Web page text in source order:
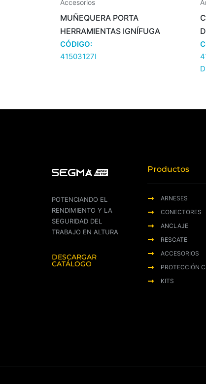
Accesorios
MUÑEQUERA PORTA
HERRAMIENTAS IGNÍFUGA
CÓDIGO:
41503127I
POTENCIANDO EL
RENDIMIENTO Y LA
SEGURIDAD DEL
TRABAJO EN ALTURA
DESCARGAR
CATÁLOGO
Productos
ARNESES
CONECTORES
ANCLAJE
RESCATE
ACCESORIOS
PROTECCIÓN
KITS